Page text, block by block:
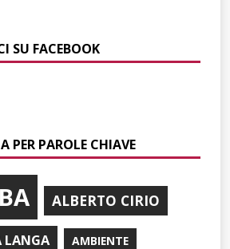
SU FACEBOOK
PER PAROLE CHIAVE
ALBERTO CIRIO
LANGA AMBIENTE